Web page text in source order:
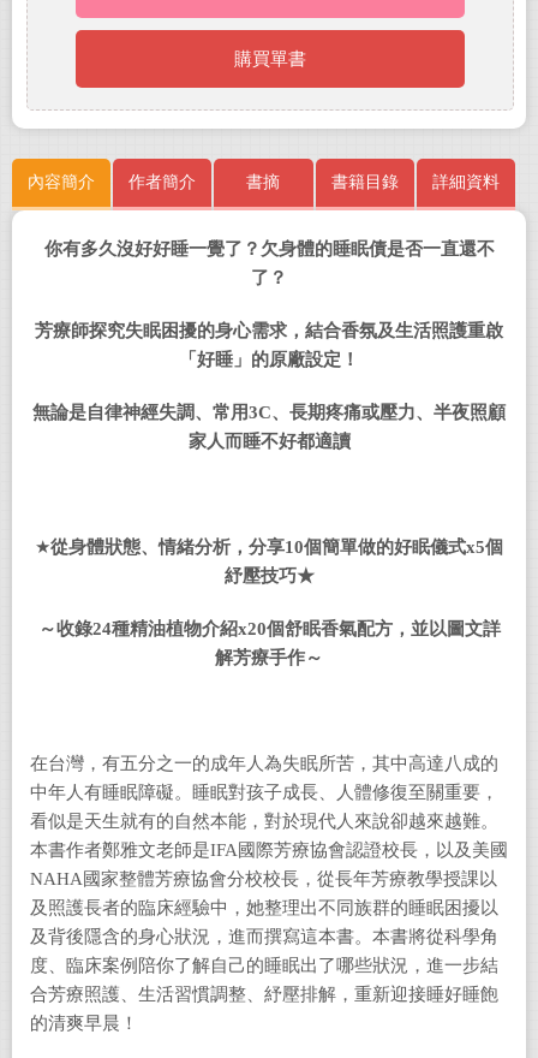
購買單書
內容簡介 作者簡介 書摘 書籍目錄 詳細資料
你有多久沒好好睡一覺了？欠身體的睡眠債是否一直還不
了？
芳療師探究失眠困擾的身心需求，結合香氛及生活照護重啟
「好睡」的原廠設定！
無論是自律神經失調、常用3C、長期疼痛或壓力、半夜照顧
家人而睡不好都適讀
★從身體狀態、情緒分析，分享10個簡單做的好眠儀式x5個
紓壓技巧★
～收錄24種精油植物介紹x20個舒眠香氣配方，並以圖文詳
解芳療手作～
在台灣，有五分之一的成年人為失眠所苦，其中高達八成的
中年人有睡眠障礙。睡眠對孩子成長、人體修復至關重要，
看似是天生就有的自然本能，對於現代人來說卻越來越難。
本書作者鄭雅文老師是IFA國際芳療協會認證校長，以及美國
NAHA國家整體芳療協會分校校長，從長年芳療教學授課以
及照護長者的臨床經驗中，她整理出不同族群的睡眠困擾以
及背後隱含的身心狀況，進而撰寫這本書。本書將從科學角
度、臨床案例陪你了解自己的睡眠出了哪些狀況，進一步結
合芳療照護、生活習慣調整、紓壓排解，重新迎接睡好睡飽
的清爽早晨！